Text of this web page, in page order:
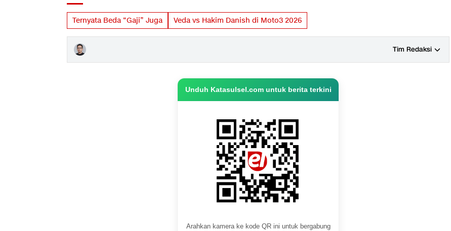
Ternyata Beda “Gaji” Juga Veda vs Hakim Danish di Moto3 2026
Tim Redaksi
Unduh Katasulsel.com untuk berita terkini
Arahkan kamera ke kode QR ini untuk bergabung